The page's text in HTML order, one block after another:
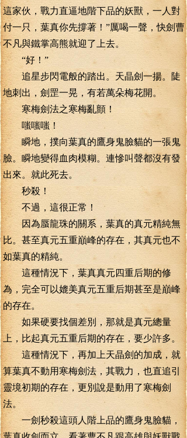
這家伙，戰力直逼地階下品的妖獸，一人對
付一只，葉真你先撐著！”厲喝一聲，快劍曹
不凡與鐵掌高熊就迎了上去。
“好！”
追星步閃電般的踏出。天晶劍一揚。陡
地刺出，劍罡一晃，有若萬朵梅花開。
寒梅劍法之寒梅亂顫！
嗤嗤嗤！
瞬地，撲向葉真的鷹身鬼臉貓的一張鬼
臉。瞬地變得血肉模糊。連慘叫聲都沒有發
出來。就此死去。
秒殺！
不過，這很正常！
因為蜃龍珠的關系，葉真的真元精純無
比。甚至真元五重巔峰的存在，其真元也不
如葉真的精純。
這種情況下，葉真真元四重后期的修
為，完全可以媲美真元五重后期甚至是巔峰
的存在。
如果硬要找個差別，那就是真元總量
上，比起真元五重后期的存在，要少許多。
這種情況下，再加上天晶劍的加成，就
算葉真不動用寒梅劍法，其戰力，也直追引
靈境初期的存在，更別說是動用了寒梅劍
法。
一劍秒殺這頭人階上品的鷹身鬼臉貓，